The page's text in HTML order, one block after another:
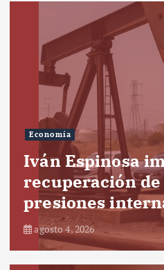
Economía
Iván Espinosa
recuperación de
presiones
agosto 4, 2026